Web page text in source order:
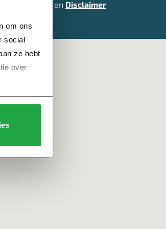
om ons
social
ze hebt
over
en Disclaimer